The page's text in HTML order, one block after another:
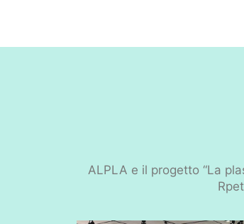
ALPLA e il progetto “La